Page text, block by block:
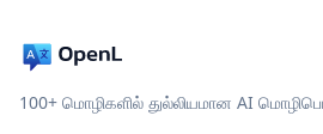
100+ மொழிகளில் துல்லியமான AI